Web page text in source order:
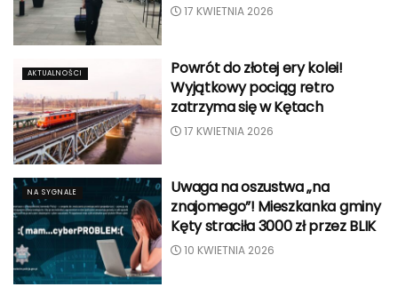
17 KWIETNIA 2026
AKTUALNOŚCI
Powrót do złotej ery kolei!
Wyjątkowy pociąg retro
zatrzyma się w Kętach
17 KWIETNIA 2026
NA SYGNALE
Uwaga na oszustwa „na
znajomego”! Mieszkanka gminy
Kęty straciła 3000 zł przez BLIK
10 KWIETNIA 2026